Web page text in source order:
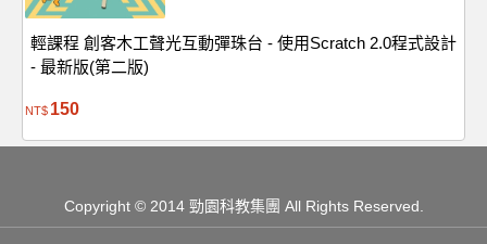
輕課程 創客木工聲光互動彈珠台 - 使用Scratch 2.0程式設計
- 最新版(第二版)
NT$ 150
Copyright© 2014 勁園科教集團 All Rights Reserved.